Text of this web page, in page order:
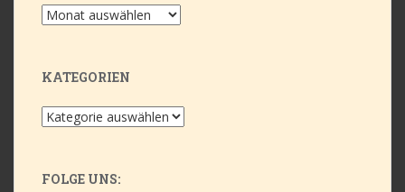
Archiv
KATEGORIEN
Kategorien
FOLGE UNS: